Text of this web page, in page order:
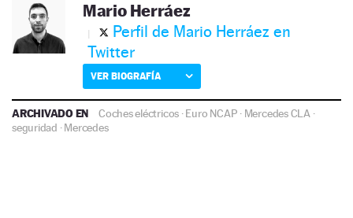
Mario Herráez
Perfil de Mario Herráez en
Twitter
VER BIOGRAFÍA
ARCHIVADO EN Coches eléctricos ·Euro NCAP · Mercedes CLA ·
seguridad ·Mercedes